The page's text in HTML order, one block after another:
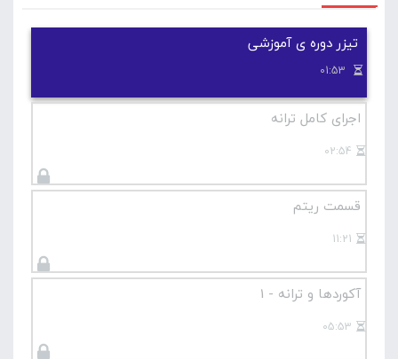
تیزر دوره ی آموزشی
اجرای کامل ترانه
02:54
قسمت ریتم
11:21
آکوردها و ترانه - 1
05:53